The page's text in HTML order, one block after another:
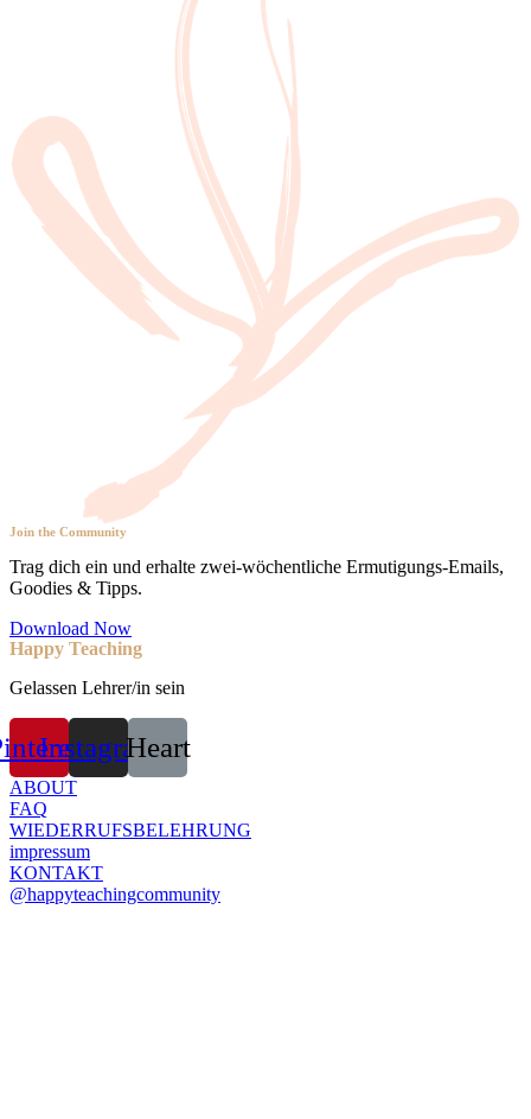
Join the Community
Trag dich ein und erhalte zwei-wöchentliche Ermutigungs-Emails,
Goodies & Tipps.
Download Now
Happy Teaching
Gelassen Lehrer/in sein
InstagramHeart
ABOUT
FAQ
WIEDERRUFSBELEHRUNG
impressum
KONTAKT
@happyteachingcommunity